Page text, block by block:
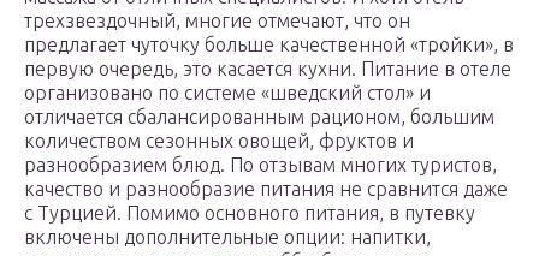
трехзвездочный, многие отмечают, что он
предлагает чуточку больше качественной «тройки», в
первую очередь, это касается кухни. Питание в отеле
организовано по системе «шведский стол» и
отличается сбалансированным рационом, большим
количеством сезонных овощей, фруктов и
разнообразием блюд. По отзывам многих туристов,
качество и разнообразие питания не сравнится даже
с Турцией. Помимо основного питания, в путевку
включены дополнительные опции: напитки,